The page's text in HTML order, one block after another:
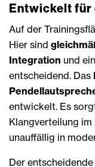
Entwickelt für
Auf der
Hier sind
Integration und
entscheidend. Das
entwickelt. Es
Klangverteilung
unauffällig in
Der